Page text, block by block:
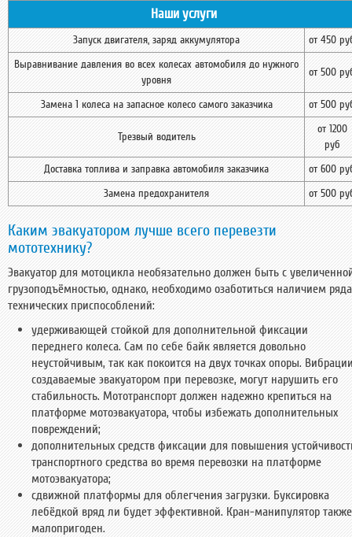
Наши услуги
Запуск двигателя, заряд аккумулятора
от 450
Выравнивание давления во всех колесах автомобиля до нужного
уровня
от 500
Замена 1 колеса на запасное колесо самого заказчика от 500
Трезвый водитель
от 1200
руб
Доставка топлива и заправка автомобиля заказчика
от 600
Замена предохранителя
от 500
Каким эвакуатором лучше всего перевезти
мототехнику?
Эвакуатор для мотоцикла необязательно должен быть с
грузоподъёмностью, однако, необходимо озаботиться наличием ряда
технических приспособлений:
удерживающей стойкой для дополнительной фиксации
переднего колеса. Сам по себе байк является довольно
неустойчивым, так как покоится на двух точках опоры.
создаваемые эвакуатором при перевозке, могут нарушить его
стабильность. Мототранспорт должен надежно крепиться на
платформе мотоэвакуатора, чтобы избежать дополнительных
повреждений;
дополнительных средств фиксации для повышения
транспортного средства во время перевозки на платформе
мотоэвакуатора;
сдвижной платформы для облегчения загрузки. Буксировка
лебёдкой вряд ли будет эффективной. Кран-манипулятор также
малопригоден.